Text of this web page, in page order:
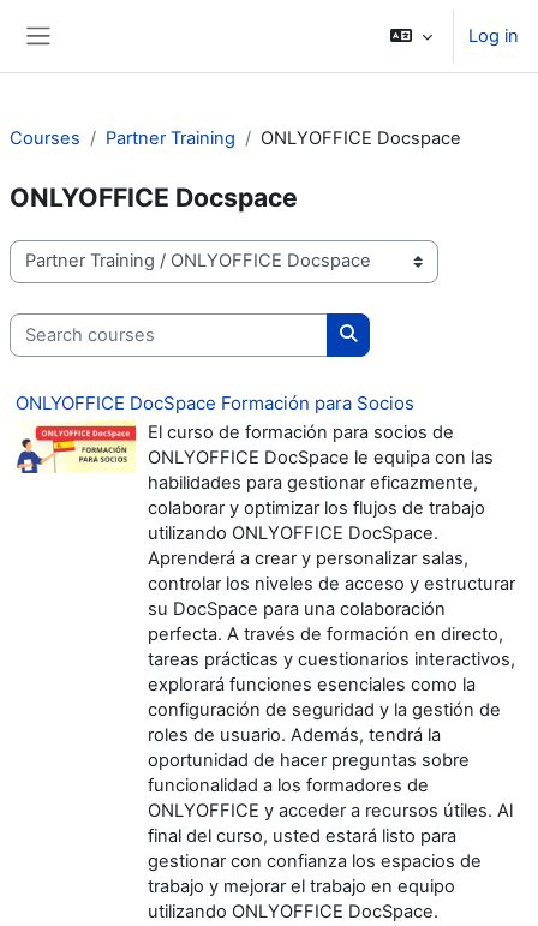
Log in
Courses Partner Training ONLYOFFICE Docspace
ONLYOFFICE Docspace
Course categories
Search courses
Search courses
ONLYOFFICE DocSpace Formación para Socios
El curso de formación para socios de
ONLYOFFICE DocSpace le equipa con las
habilidades para gestionar eficazmente,
colaborar y optimizar los flujos de trabajo
utilizando ONLYOFFICE DocSpace.
Aprenderá a crear y personalizar salas,
controlar los niveles de acceso y estructurar
su DocSpace para una colaboración
perfecta. A través de formación en directo,
tareas prácticas y cuestionarios interactivos,
explorará funciones esenciales como la
configuración de seguridad y la gestión de
roles de usuario. Además, tendrá la
oportunidad de hacer preguntas sobre
funcionalidad a los formadores de
ONLYOFFICE y acceder a recursos útiles. Al
final del curso, usted estará listo para
gestionar con confianza los espacios de
trabajo y mejorar el trabajo en equipo
utilizando ONLYOFFICE DocSpace.